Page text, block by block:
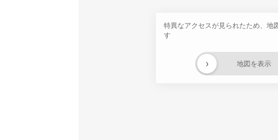
特異なアクセスが見られたため、地
す
地図を表示
›